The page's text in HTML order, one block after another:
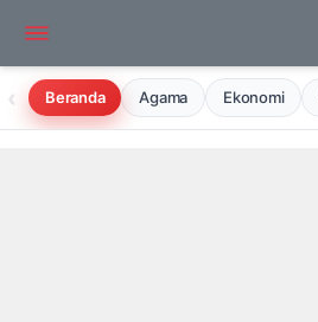
‹ Beranda Agama Ekonomi